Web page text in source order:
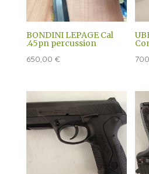
BONDINI LEPAGE Cal
.45pn percussion
650,00 €